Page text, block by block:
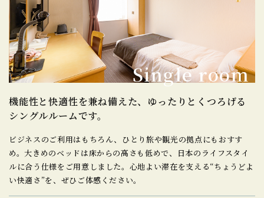
Single room
機能性と快適性を兼ね備えた、 ゆったりとくつろげる
シングルルームです。
ビジネスのご利用はもちろん、ひとり旅や観光の拠点にもおすす
め。大きめのベッドは床からの高さも低めで、日本のライフスタイ
ルに合う仕様をご用意しました。心地よい滞在を支える“ちょうどよ
い快適さ”を、ぜひご体感ください。